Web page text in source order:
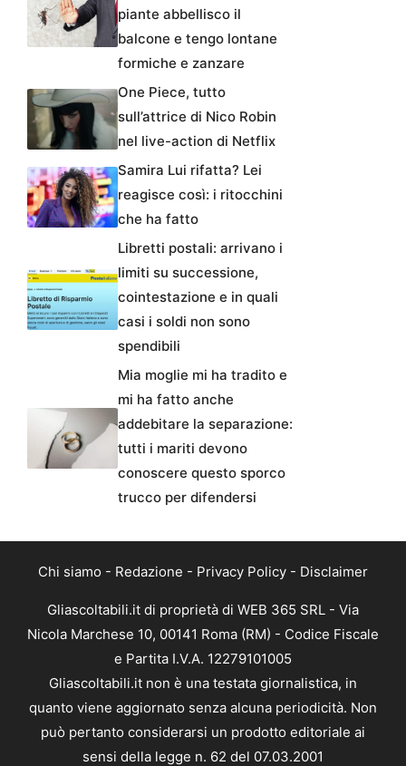
piante abbellisco il
balcone e tengo lontane
formiche e zanzare
One Piece, tutto
sull’attrice di Nico Robin
nel live-action di Netflix
Samira Lui rifatta? Lei
reagisce così: i ritocchini
che ha fatto
Libretti postali: arrivano i
limiti su successione,
cointestazione e in quali
casi i soldi non sono
spendibili
Mia moglie mi ha tradito e
mi ha fatto anche
addebitare la separazione:
tutti i mariti devono
conoscere questo sporco
trucco per difendersi
Chi siamo - Redazione - Privacy Policy - Disclaimer
Gliascoltabili.it di proprietà di WEB 365 SRL - Via
Nicola Marchese 10, 00141 Roma (RM) - Codice Fiscale
e Partita I.V.A. 12279101005
Gliascoltabili.it non è una testata giornalistica, in
quanto viene aggiornato senza alcuna periodicità. Non
può pertanto considerarsi un prodotto editoriale ai
sensi della legge n. 62 del 07.03.2001